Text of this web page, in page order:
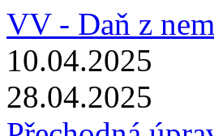
VV - Daň z
10.04.2025
28.04.2025